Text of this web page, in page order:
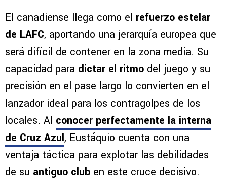
El canadiense llega como el refuerzo estelar
de LAFC, aportando una jerarquía europea que
será difícil de contener en la zona media. Su
capacidad para dictar el ritmo del juego y su
precisión en el pase largo lo convierten en el
lanzador ideal para los contragolpes de los
locales. Al conocer perfectamente la interna
de Cruz Azul, Eustáquio cuenta con una
ventaja táctica para explotar las debilidades
de su antiguo club en este cruce decisivo.